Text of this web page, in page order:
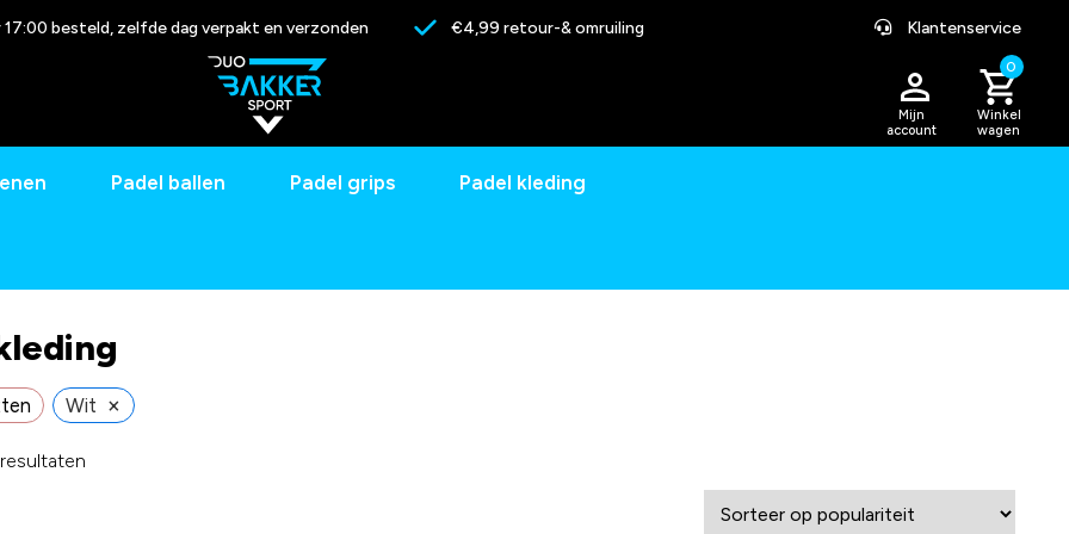
besteld, zelfde dag verpakt en verzonden €4,99 retour-& omruiling Klantenservice
Mijn
account
Winkel
wagen
0
Padel ballen Padel grips Padel kleding
Wit ×